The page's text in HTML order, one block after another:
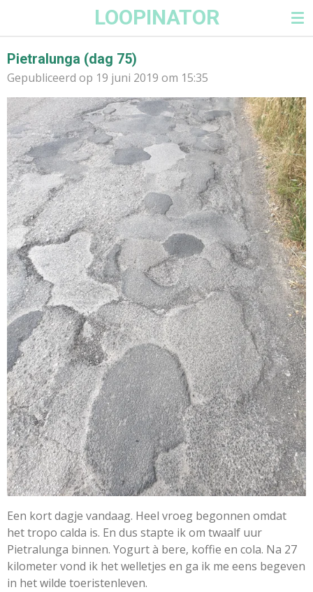
de
hoofdinhoud
LOOPINATOR
Pietralunga (dag 75)
Gepubliceerd op 19 juni 2019 om 15:35
Een kort dagje vandaag. Heel vroeg begonnen omdat
het tropo calda is. En dus stapte ik om twaalf uur
Pietralunga binnen. Yogurt à bere, koffie en cola. Na 27
kilometer vond ik het welletjes en ga ik me eens begeven
in het wilde toeristenleven.